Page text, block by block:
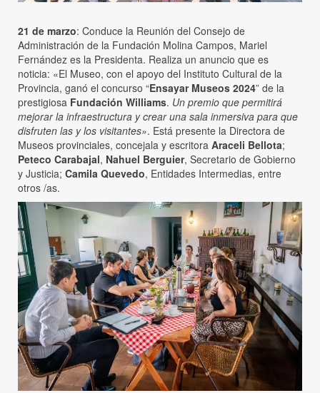
21 de marzo: Conduce la Reunión del Consejo de
Administración de la Fundación Molina Campos, Mariel
Fernández es la Presidenta. Realiza un anuncio que es
noticia: «El Museo, con el apoyo del Instituto Cultural de la
Provincia, ganó el concurso “Ensayar Museos 2024” de la
prestigiosa Fundación Williams. Un premio que permitirá
mejorar la infraestructura y crear una sala inmersiva para que
disfruten las y los visitantes». Está presente la Directora de
Museos provinciales, concejala y escritora Araceli Bellota;
Peteco Carabajal, Nahuel Berguier, Secretario de Gobierno
y Justicia; Camila Quevedo, Entidades Intermedias, entre
otros /as.